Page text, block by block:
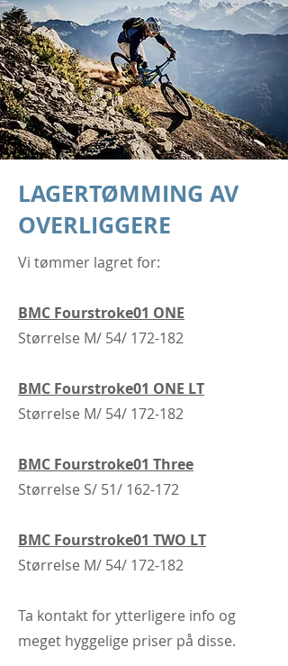
LAGERTØMMING AV
OVERLIGGERE
Vi tømmer lagret for:
BMC Fourstroke01 ONE
Størrelse M/ 54/ 172-182
BMC Fourstroke01 ONE LT
Størrelse M/ 54/ 172-182
BMC Fourstroke01 Three
Størrelse S/ 51/ 162-172
BMC Fourstroke01 TWO LT
Størrelse M/ 54/ 172-182
Ta kontakt for ytterligere info og
meget hyggelige priser på disse.